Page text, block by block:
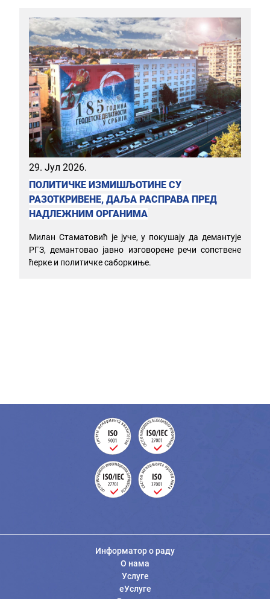
29. Јул 2026.
ПОЛИТИЧКЕ ИЗМИШЉОТИНЕ СУ
РАЗОТКРИВЕНЕ, ДАЉА РАСПРАВА ПРЕД
НАДЛЕЖНИМ ОРГАНИМА
Милан Стаматовић је јуче, у покушају да демантује
РГЗ, демантовао јавно изговорене речи сопствене
ћерке и политичке саборкиње.
Информатор о раду
О нама
Услуге
еУслуге